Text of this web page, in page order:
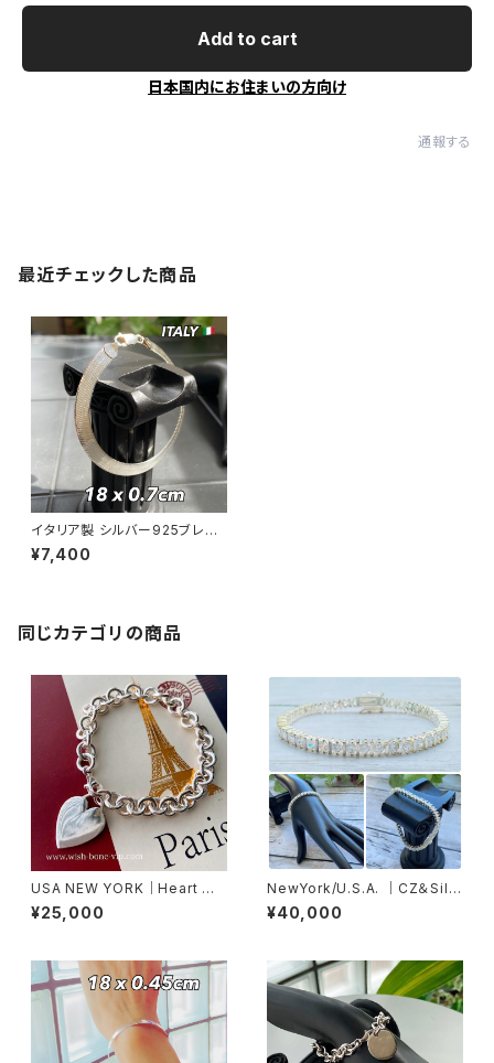
Add to cart
日本国内にお住まいの方向け
通報する
最近チェックした商品
イタリア製 シルバー925ブレス
フラットチェーン 18cm7mm幅
スネークチェーンブレスレット
¥7,400
同じカテゴリの商品
USA NEW YORK｜Heart ハ
ートチャーム Silver925 ブレス
レット｜シルバー925
¥25,000
NewYork/U.S.A. ｜CZ＆Silv
er925ブレスレット(H) キュービ
ックジルコニア&シルバー925ブ
¥40,000